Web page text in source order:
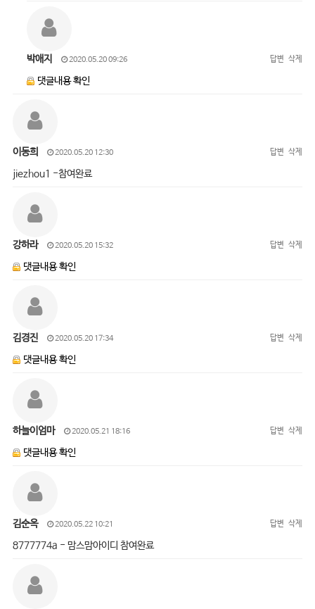
박애지 2020.05.20 09:26 답변 삭제
댓글내용 확인
이동희 2020.05.20 12:30 답변 삭제
jiezhou1 -참여완료
강하라 2020.05.20 15:32 답변 삭제
댓글내용 확인
김경진 2020.05.20 17:34 답변 삭제
댓글내용 확인
하늘이엄마 2020.05.21 18:16 답변 삭제
댓글내용 확인
김순옥 2020.05.22 10:21 답변 삭제
8777774a - 맘스맘아이디 참여완료